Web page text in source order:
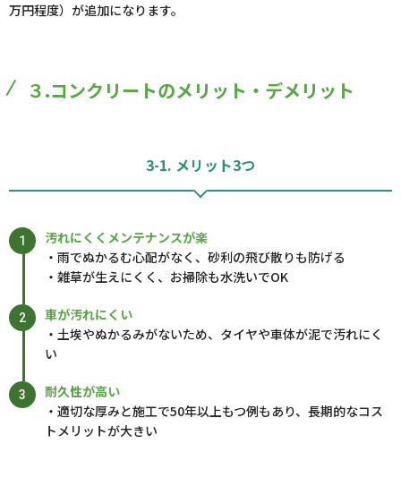
万円程度）が追加になります。
３.コンクリートのメリット・デメリット
3-1. メリット3つ
汚れにくくメンテナンスが楽
・雨でぬかるむ心配がなく、砂利の飛び散りも防げる
・雑草が生えにくく、お掃除も水洗いでOK
車が汚れにくい
・土埃やぬかるみがないため、タイヤや車体が泥で汚れにく
い
耐久性が高い
・適切な厚みと施工で50年以上もつ例もあり、長期的なコス
トメリットが大きい